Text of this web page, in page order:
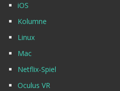
iOS
Kolumne
Linux
Mac
Netflix-Spiel
Oculus VR